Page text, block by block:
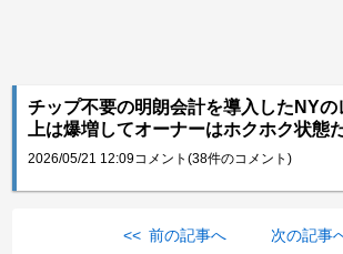
チップ不要の明朗会計を導入したNY
上は爆増してオーナーはホクホク状
2026/05/21 12:09コメント(38件のコメント)
<< 前の記事へ 次の記事